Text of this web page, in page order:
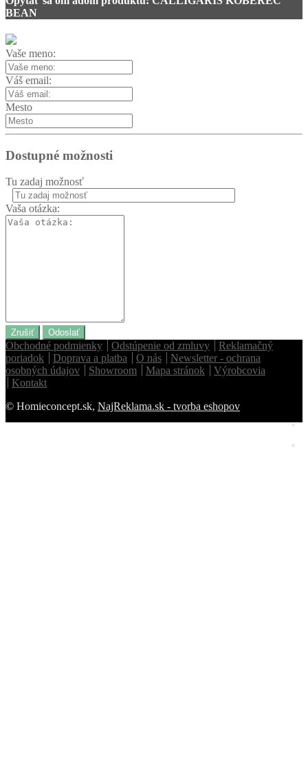
BEAN
Vaše meno:
Váš email:
Mesto
Dostupné možnosti
Tu zadaj možnosť
Vaša otázka:
Zrušiť Odoslať
Obchodné podmienky Odstúpenie od zmluvy
Reklamačný
poriadok
Doprava a platba O nás
Newsletter - ochrana
osobných údajov
Showroom Mapa stránok
Výrobcovia
Kontakt
© Homieconcept.sk, NajReklama.sk - tvorba eshopov
Homie Asistent